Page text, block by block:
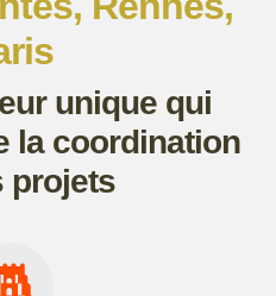
unique qui
la coordination
projets